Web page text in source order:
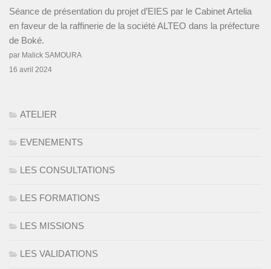
Séance de présentation du projet d’EIES par le Cabinet Artelia
en faveur de la raffinerie de la société ALTEO dans la préfecture
de Boké.
par Malick SAMOURA
16 avril 2024
ATELIER
EVENEMENTS
LES CONSULTATIONS
LES FORMATIONS
LES MISSIONS
LES VALIDATIONS